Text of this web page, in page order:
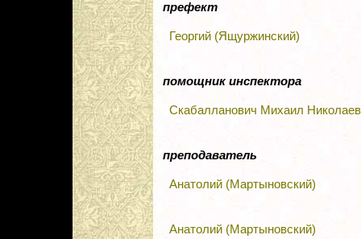
префект
Георгий (Ящуржинский)
помощник инспектора
Скабалланович Михаил
преподаватель
Анатолий (Мартыновский)
Анатолий (Мартыновский)